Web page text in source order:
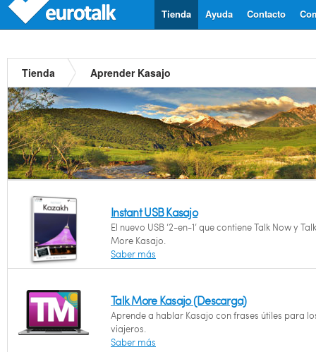
Contacto
Ayuda
Tienda
Tienda Aprender Kasajo
Instant USB Kasajo
El nuevo USB ‘2-en-1’ que contiene Talk Now y Talk
More Kasajo.
Saber más
Talk More Kasajo (Descarga)
Aprende a hablar Kasajo con frases útiles para
viajeros.
Saber más